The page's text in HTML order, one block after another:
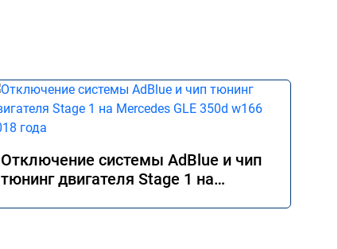
Отключение системы AdBlue и чип
тюнинг двигателя Stage 1 на